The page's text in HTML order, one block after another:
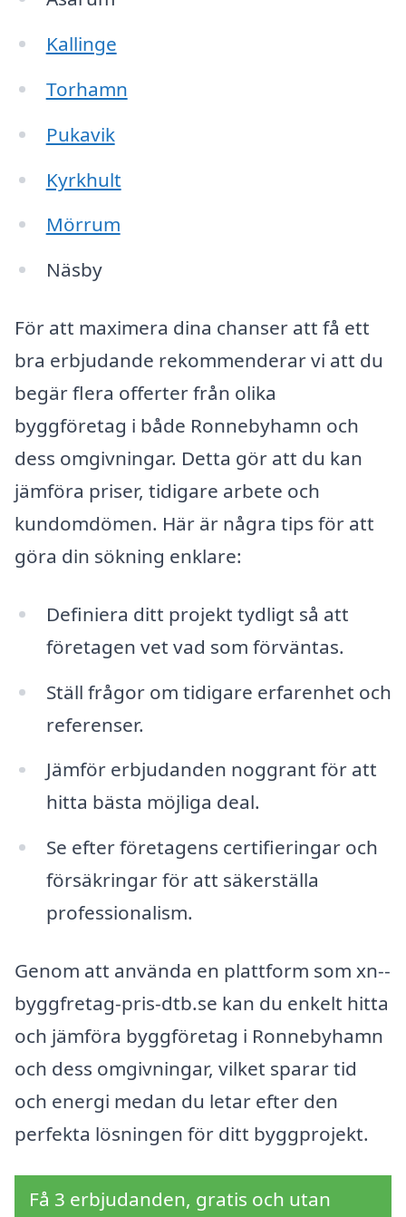
Kallinge
Torhamn
Pukavik
Kyrkhult
Mörrum
Näsby
För att maximera dina chanser att få ett
bra erbjudande rekommenderar vi att du
begär flera offerter från olika
byggföretag i både Ronnebyhamn och
dess omgivningar. Detta gör att du kan
jämföra priser, tidigare arbete och
kundomdömen. Här är några tips för att
göra din sökning enklare:
Definiera ditt projekt tydligt så att
företagen vet vad som förväntas.
Ställ frågor om tidigare erfarenhet och
referenser.
Jämför erbjudanden noggrant för att
hitta bästa möjliga deal.
Se efter företagens certifieringar och
försäkringar för att säkerställa
professionalism.
Genom att använda en plattform som xn--
byggfretag-pris-dtb.se kan du enkelt hitta
och jämföra byggföretag i Ronnebyhamn
och dess omgivningar, vilket sparar tid
och energi medan du letar efter den
perfekta lösningen för ditt byggprojekt.
Få 3 erbjudanden, gratis och utan